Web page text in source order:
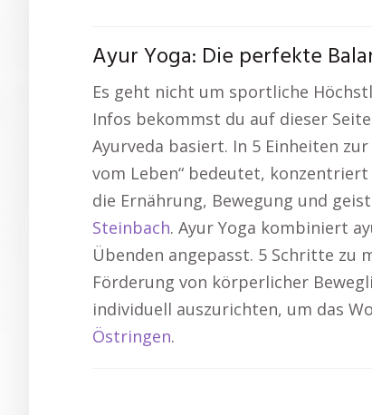
Ayur Yoga: Die perfekte
Es geht nicht um sportliche
Infos bekommst du auf dieser
Ayurveda basiert. In 5 Einheiten
vom Leben“ bedeutet,
die Ernährung, Bewegung und
Steinbach. Ayur Yoga kombiniert
Übenden angepasst. 5 Schritte zu
Förderung von körperlicher
individuell auszurichten, um das
Östringen.